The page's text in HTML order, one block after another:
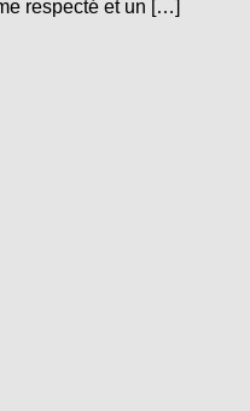
respecté et un […]